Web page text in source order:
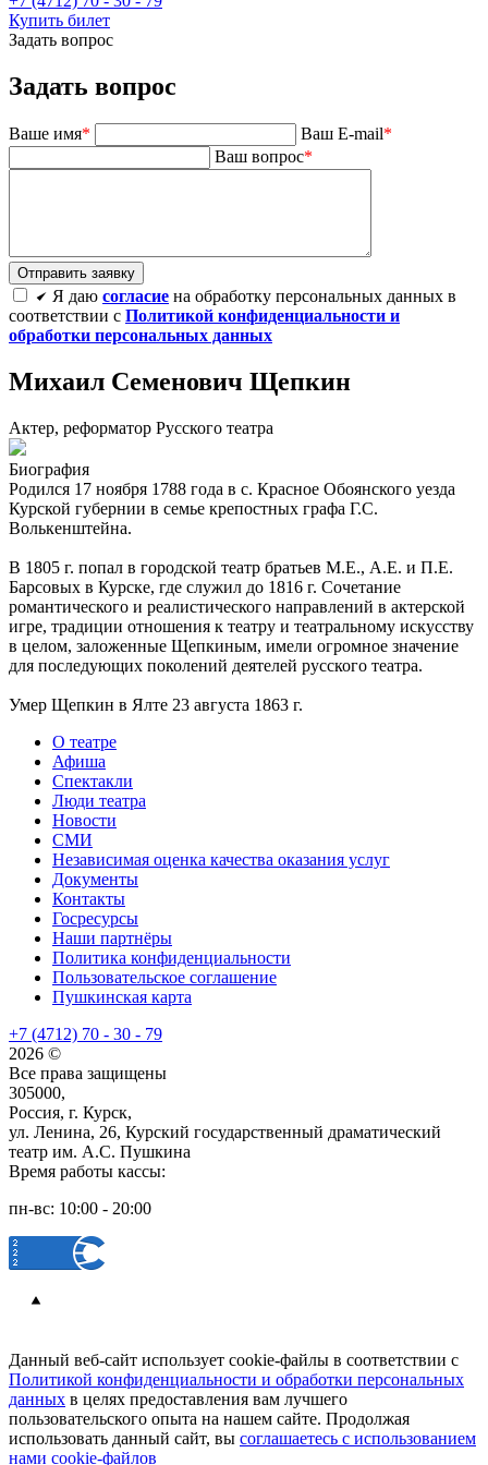
Купить билет
Задать вопрос
Задать вопрос
Ваше имя* Ваш E-mail*
Ваш вопрос*
Я даю согласие на обработку персональных данных в
соответствии с Политикой конфиденциальности и
обработки персональных данных
Михаил Семенович Щепкин
Актер, реформатор Русского театра
Биография
Родился 17 ноября 1788 года в с. Красное Обоянского уезда
Курской губернии в семье крепостных графа Г.С.
Волькенштейна.
В 1805 г. попал в городской театр братьев М.Е., А.Е. и П.Е.
Барсовых в Курске, где служил до 1816 г. Сочетание
романтического и реалистического направлений в актерской
игре, традиции отношения к театру и театральному искусству
в целом, заложенные Щепкиным, имели огромное значение
для последующих поколений деятелей русского театра.
Умер Щепкин в Ялте 23 августа 1863 г.
О театре
Афиша
Спектакли
Люди театра
Новости
СМИ
Независимая оценка качества оказания услуг
Документы
Контакты
Госресурсы
Наши партнёры
Политика конфиденциальности
Пользовательское соглашение
Пушкинская карта
+7 (4712) 70 - 30 - 79
2026 ©
Все права защищены
305000,
Россия, г. Курск,
ул. Ленина, 26, Курский государственный драматический
театр им. А.С. Пушкина
Время работы кассы:
пн-вс: 10:00 - 20:00
Данный веб-сайт использует cookie-файлы в соответствии с
Политикой конфиденциальности и обработки персональных
данных в целях предоставления вам лучшего
пользовательского опыта на нашем сайте. Продолжая
использовать данный сайт, вы соглашаетесь с использованием
нами cookie-файлов